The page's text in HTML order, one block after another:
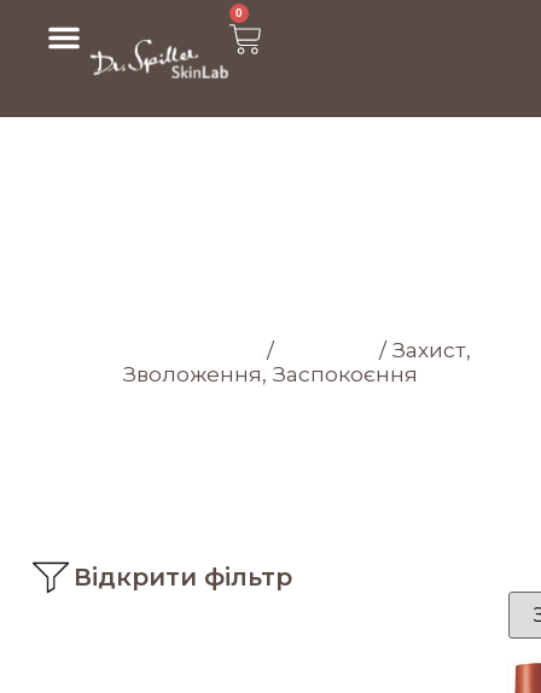
0
/ /Захист,
Зволоження, Заспокоєння
Відкрити фільтр